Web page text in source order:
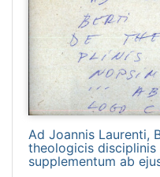
Ad Joannis Laurenti,
theologicis
supplementum ab